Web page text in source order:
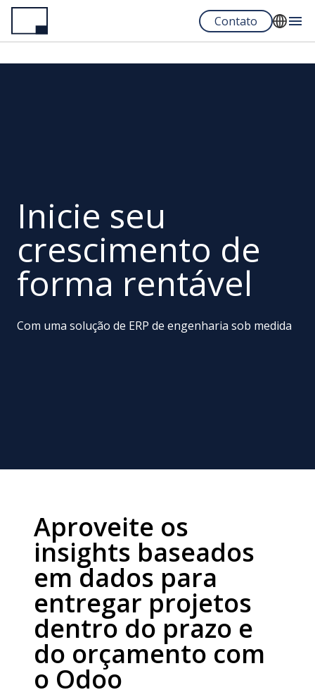
Pular
o
Contato
English
Inicie seu
crescimento de
forma rentável
Com uma solução de ERP de engenharia sob medida
Aproveite os
insights baseados
em dados para
entregar projetos
dentro do prazo e
do orçamento com
o Odoo